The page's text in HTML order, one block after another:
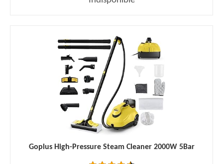
Goplus High-Pressure Steam Cleaner 2000W 5Bar